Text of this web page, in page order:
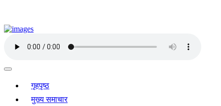
गृहपृष्ठ
मुख्य समाचार